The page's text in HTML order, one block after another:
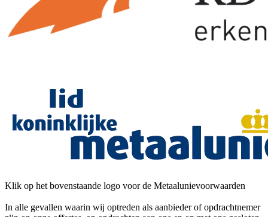
Klik op het bovenstaande logo voor de Metaalunievoorwaarden
In alle gevallen waarin wij optreden als aanbieder of opdrachtnemer